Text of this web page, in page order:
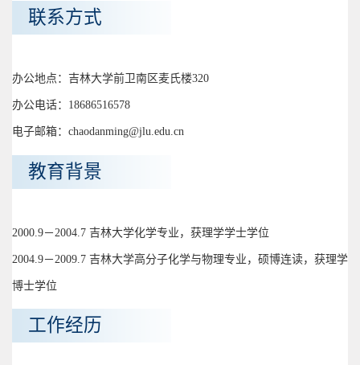
联系方式
办公地点：吉林大学前卫南区麦氏楼320
办公电话：18686516578
电子邮箱：chaodanming@jlu.edu.cn
教育背景
2000.9－2004.7 吉林大学化学专业，获理学学士学位
2004.9－2009.7 吉林大学高分子化学与物理专业，硕博连读，获理学
博士学位
工作经历